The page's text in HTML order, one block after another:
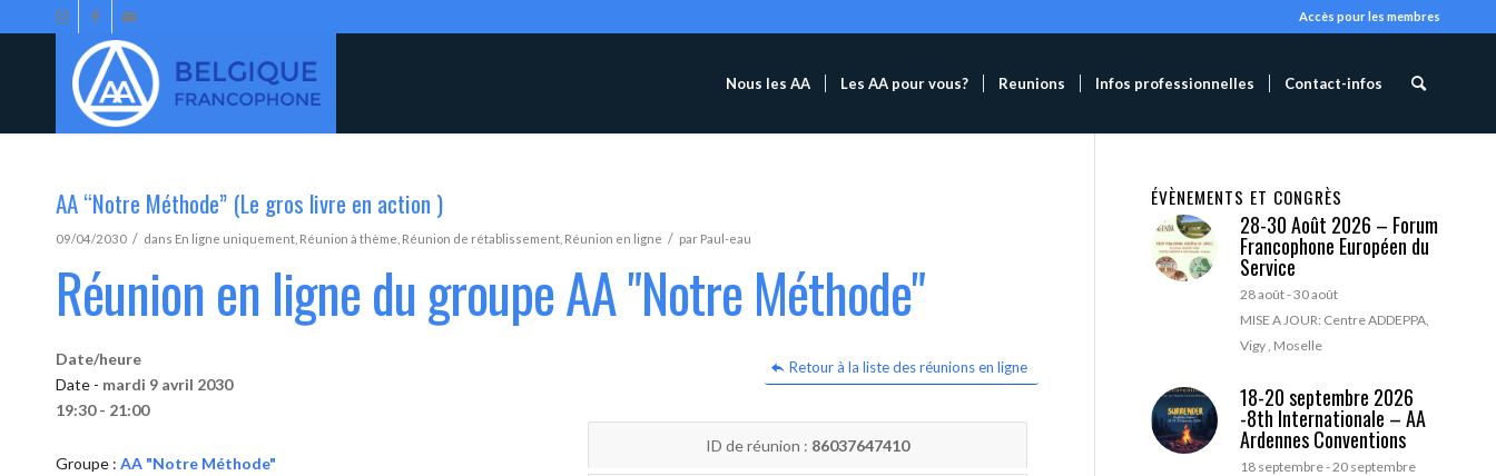
Accès pour les membres
Nous les AA Les AA pour vous? Reunions Infos professionnelles Contact-infos
AA “Notre Méthode” (Le gros livre en action )
09/04/2030 / dans En ligne uniquement Réunion à thème Réunion de rétablissement Réunion en ligne / par Paul-eau
Réunion en ligne du groupe AA "Notre Méthode"
Retour à la liste des réunions en ligne
Date/heure
Date - mardi 9 avril 2030
19:30 - 21:00
Groupe : AA "Notre Méthode"
ID de réunion : 86037647410
ÉVÈNEMENTS ET CONGRÈS
28-30 Août 2026 – Forum
Francophone Européen du
Service
28 août-30 août
MISE A JOUR: Centre ADDEPPA,
Vigy , Moselle
18-20 septembre 2026
-8th Internationale – AA
Ardennes Conventions
18 septembre-20 septembre